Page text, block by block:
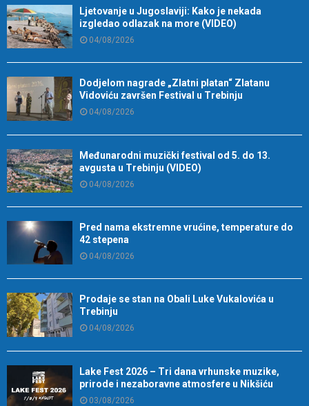
Ljetovanje u Jugoslaviji: Kako je nekada
izgledao odlazak na more (VIDEO)
04/08/2026
Dodjelom nagrade „Zlatni platan“ Zlatanu
Vidoviću završen Festival u Trebinju
04/08/2026
Međunarodni muzički festival od 5. do 13.
avgusta u Trebinju (VIDEO)
04/08/2026
Pred nama ekstremne vrućine, temperature do
42 stepena
04/08/2026
Prodaje se stan na Obali Luke Vukalovića u
Trebinju
04/08/2026
Lake Fest 2026 – Tri dana vrhunske muzike,
prirode i nezaboravne atmosfere u Nikšiću
03/08/2026